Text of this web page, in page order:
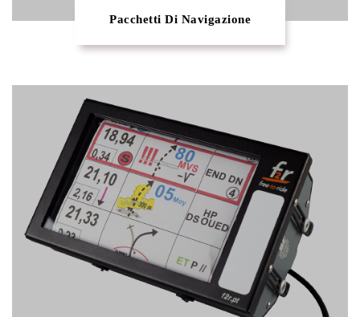
Pacchetti Di Navigazione